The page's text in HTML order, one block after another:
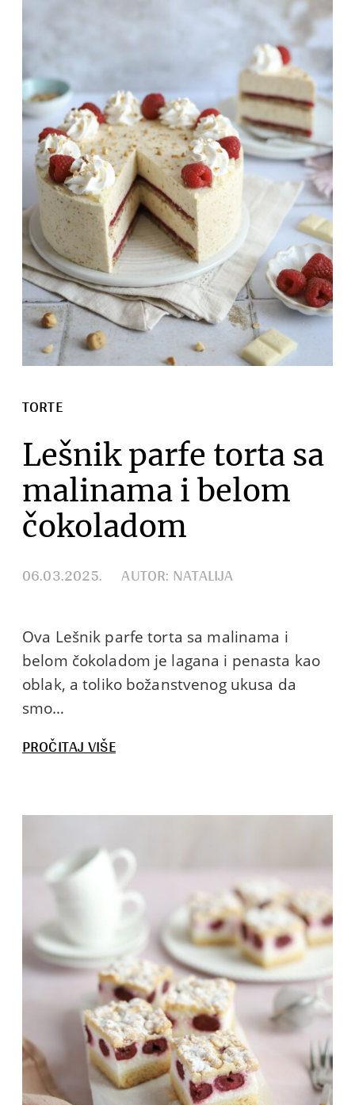
BANANAMA
TORTE
Lešnik parfe torta sa
malinama i belom
čokoladom
06.03.2025. AUTOR: NATALIJA
Ova Lešnik parfe torta sa malinama i
belom čokoladom je lagana i penasta kao
oblak, a toliko božanstvenog ukusa da
smo…
PROČITAJ VIŠE:
TORTA
MALINAMA
I
BELOM
ČOKOLADOM